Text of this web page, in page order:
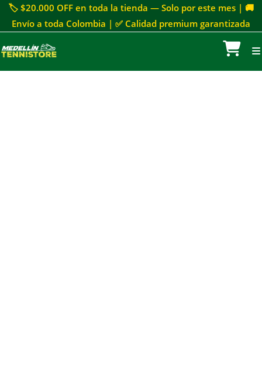
🏷 $20.000 OFF en toda la tienda — Solo por este mes | 🚚
Envío a toda Colombia | ✅ Calidad premium garantizada